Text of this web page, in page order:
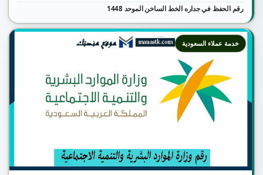
رقم الحفظ في جداره الخط الساخن الموحد 1448
خدمة عملاء السعودية